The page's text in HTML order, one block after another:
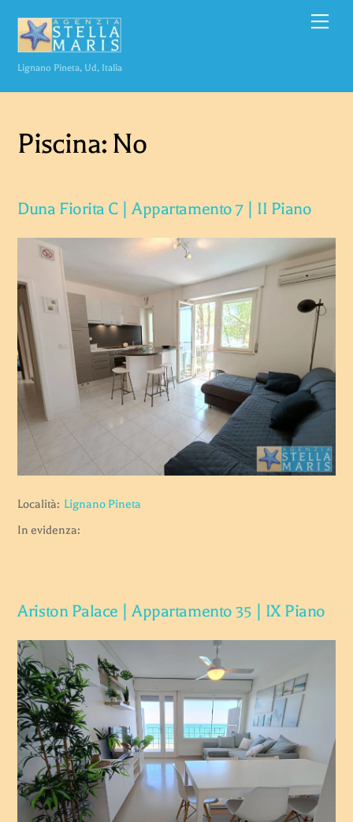
content
Lignano Pineta, Ud, Italia
Piscina:No
Duna Fiorita C | Appartamento 7 | II Piano
Località: Lignano Pineta
In evidenza:
Ariston Palace | Appartamento 35 | IX Piano